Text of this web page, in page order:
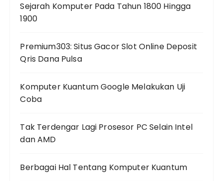
Sejarah Komputer Pada Tahun 1800 Hingga
1900
Premium303: Situs Gacor Slot Online Deposit
Qris Dana Pulsa
Komputer Kuantum Google Melakukan Uji
Coba
Tak Terdengar Lagi Prosesor PC Selain Intel
dan AMD
Berbagai Hal Tentang Komputer Kuantum